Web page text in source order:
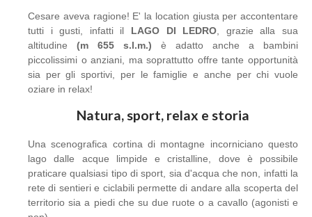
Cesare aveva ragione! E' la location giusta per accontentare
tutti i gusti, infatti il LAGO DI LEDRO , grazie alla sua
altitudine (m 655 s.l.m.) è adatto anche a bambini
piccolissimi o anziani, ma soprattutto offre tante opportunità
sia per gli sportivi, per le famiglie e anche per chi vuole
oziare in relax!
Natura, sport, relax e storia
Una scenografica cortina di montagne incorniciano questo
lago dalle acque limpide e cristalline, dove è possibile
praticare qualsiasi tipo di sport, sia d'acqua che non, infatti la
rete di sentieri e ciclabili permette di andare alla scoperta del
territorio sia a piedi che su due ruote o a cavallo (agonisti e